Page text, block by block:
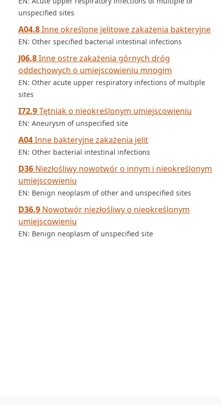
unspecified sites
A04.8Inne określone jelitowe zakażenia bakteryjne
EN: Other specified bacterial intestinal infections
J06.8Inne ostre zakażenia górnych dróg
oddechowych o umiejscowieniu mnogim
EN: Other acute upper respiratory infections of multiple
sites
I72.9Tętniak o nieokreślonym umiejscowieniu
EN: Aneurysm of unspecified site
A04Inne bakteryjne zakażenia jelit
EN: Other bacterial intestinal infections
D36 Niezłośliwy nowotwór o innym i nieokreślonym
umiejscowieniu
EN: Benign neoplasm of other and unspecified sites
D36.9 Nowotwór niezłośliwy o nieokreślonym
umiejscowieniu
EN: Benign neoplasm of unspecified site